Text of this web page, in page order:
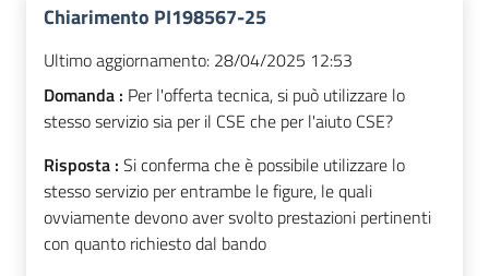
Chiarimento PI198567-25
Ultimo aggiornamento: 28/04/2025 12:53
Domanda : Per l'offerta tecnica, si può utilizzare lo
stesso servizio sia per il CSE che per l'aiuto CSE?
Risposta : Si conferma che è possibile utilizzare lo
stesso servizio per entrambe le figure, le quali
ovviamente devono aver svolto prestazioni pertinenti
con quanto richiesto dal bando